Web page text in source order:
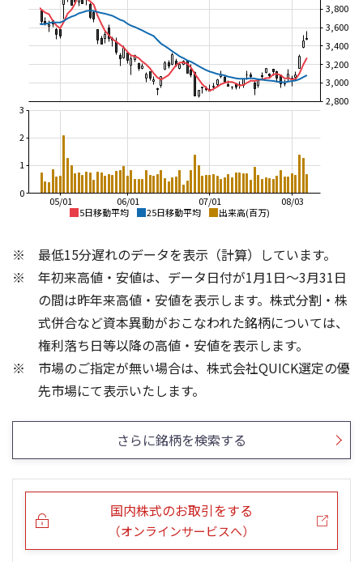
5日移動平均 25日移動平均 出来高(百万)
08/03
07/01
06/01
05/01
2,800
3,000
3,200
3,400
3,600
3,800
0
1
2
3
13週移動平均 26週移動平均 出来高(千)
1,500
2,500
3,500
4,000
4,500
0
1,000
1,500
2,000
5ヶ月移動平均 25ヶ月移動平均 出来高(千)
1,000
2,500
3,000
3,500
4,000
4,500
0
1,500
最低15分遅れのデータを表示（計算）しています。
年初来高値・安値は、データ日付が1月1日～3月31日
の間は昨年来高値・安値を表示します。株式分割・株
式併合など資本異動がおこなわれた銘柄については、
権利落ち日等以降の高値・安値を表示します。
市場のご指定が無い場合は、株式会社QUICK選定の優
先市場にて表示いたします。
さらに銘柄を検索する
国内株式のお取引をする
（オンラインサービスへ）